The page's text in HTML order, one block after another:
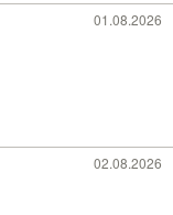
01.08.2026
02.08.2026